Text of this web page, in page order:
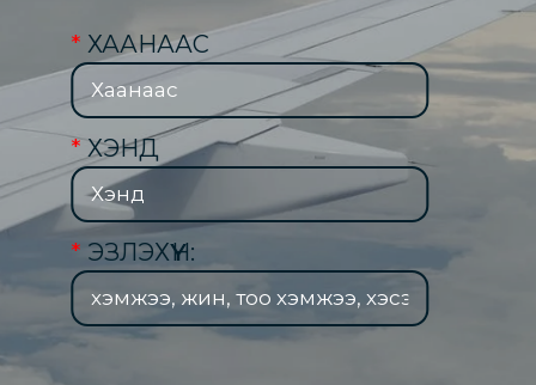
* ХААНААС
* ХЭНД
* ЭЗЛЭХҮҮН: